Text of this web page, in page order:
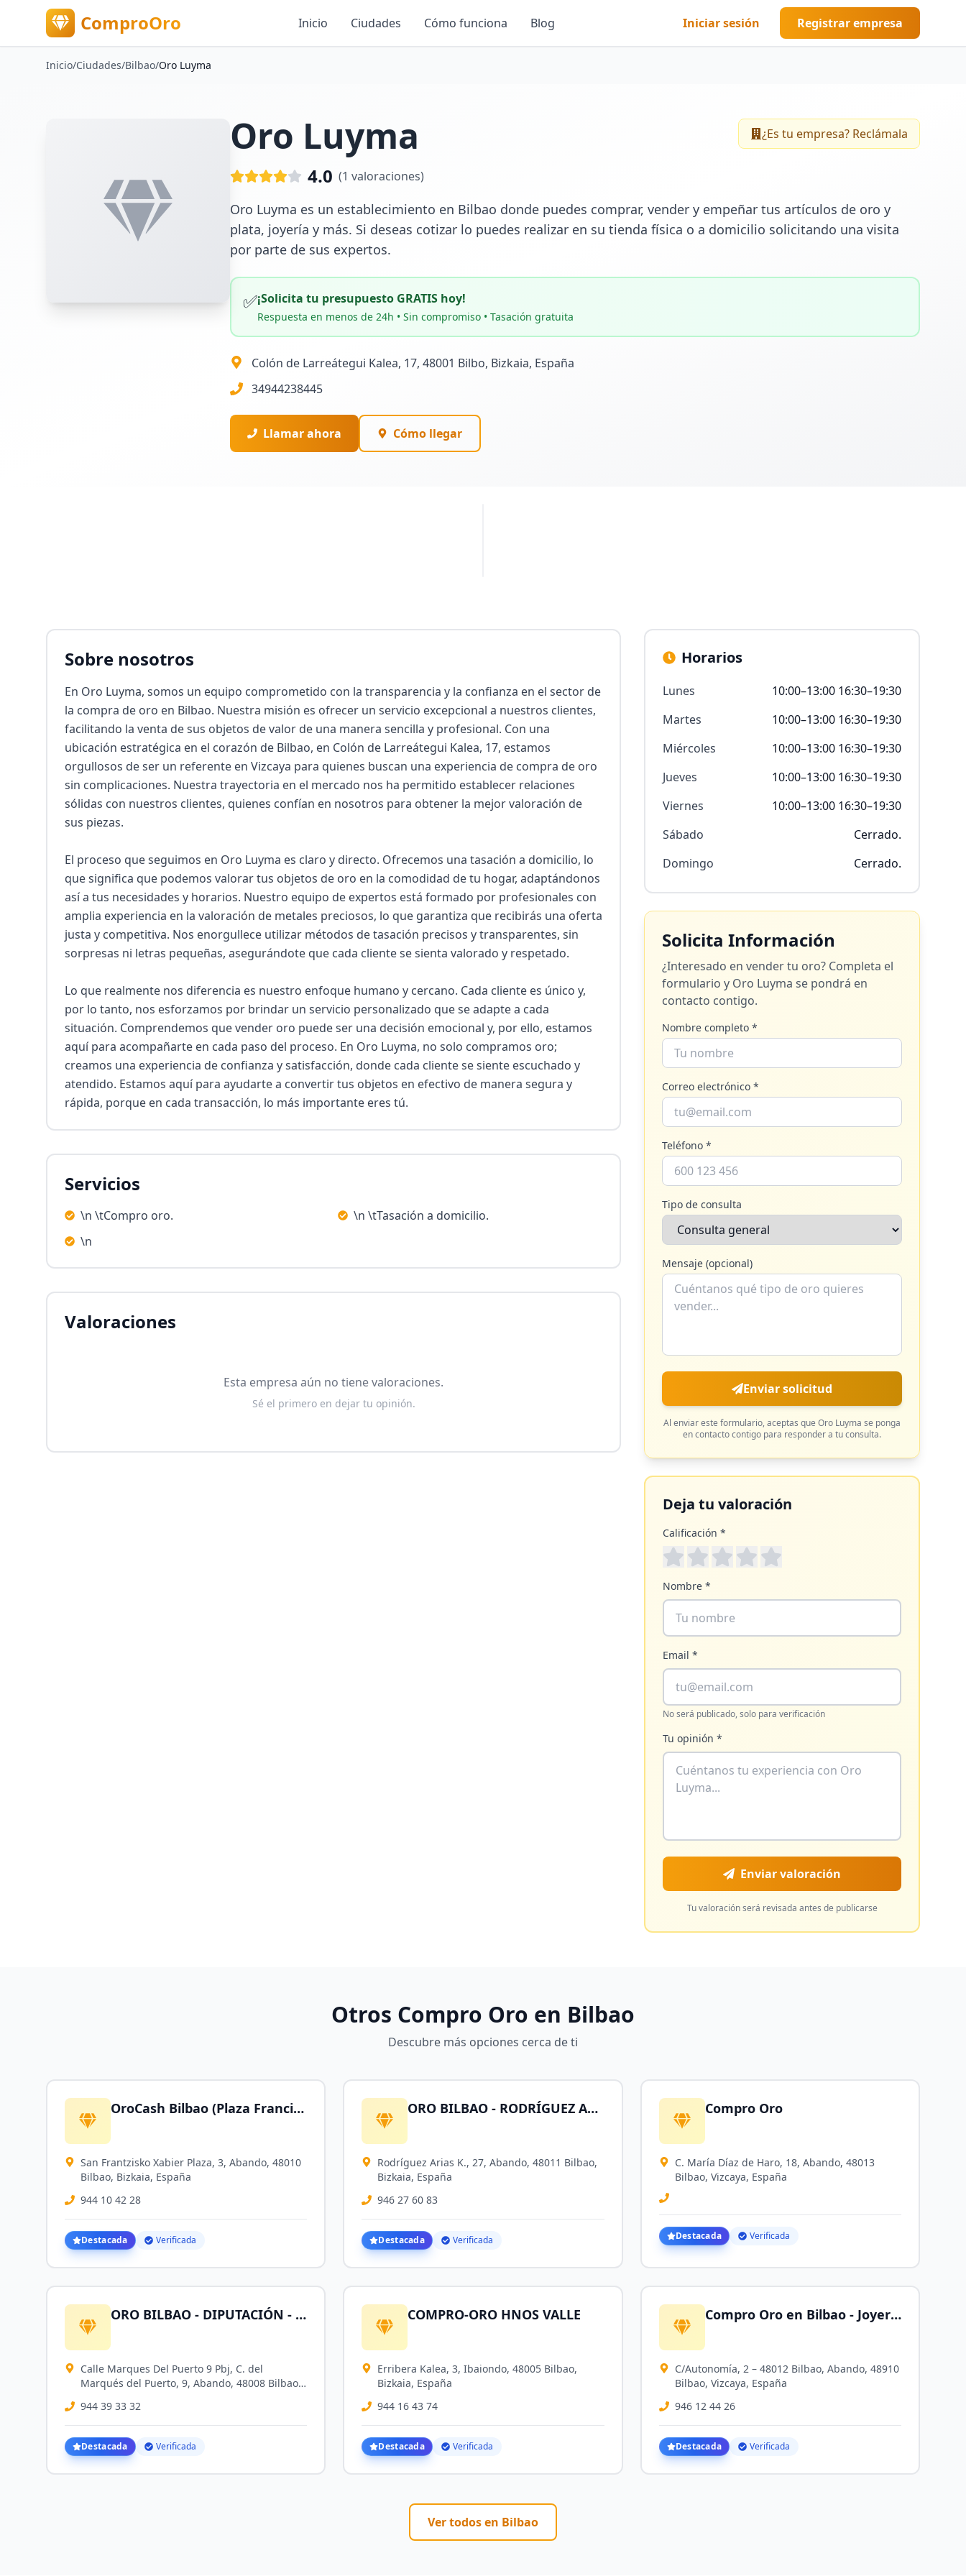
ComproOro Inicio Ciudades Cómo funciona Blog Iniciar sesión Registrar empresa
Inicio/Ciudades/Bilbao/Oro Luyma
Oro Luyma ¿Es tu empresa? Reclámala
4.0 (1 valoraciones)
Oro Luyma es un establecimiento en Bilbao donde puedes comprar, vender y empeñar tus artículos de oro y
plata, joyería y más. Si deseas cotizar lo puedes realizar en su tienda física o a domicilio solicitando una visita
por parte de sus expertos.
✅¡Solicita tu presupuesto GRATIS hoy!
Respuesta en menos de 24h • Sin compromiso • Tasación gratuita
Colón de Larreátegui Kalea, 17, 48001 Bilbo, Bizkaia, España
34944238445
Llamar ahora Cómo llegar
Sobre nosotros
En Oro Luyma, somos un equipo comprometido con la transparencia y la confianza en el sector de
la compra de oro en Bilbao. Nuestra misión es ofrecer un servicio excepcional a nuestros clientes,
facilitando la venta de sus objetos de valor de una manera sencilla y profesional. Con una
ubicación estratégica en el corazón de Bilbao, en Colón de Larreátegui Kalea, 17, estamos
orgullosos de ser un referente en Vizcaya para quienes buscan una experiencia de compra de oro
sin complicaciones. Nuestra trayectoria en el mercado nos ha permitido establecer relaciones
sólidas con nuestros clientes, quienes confían en nosotros para obtener la mejor valoración de
sus piezas.
El proceso que seguimos en Oro Luyma es claro y directo. Ofrecemos una tasación a domicilio, lo
que significa que podemos valorar tus objetos de oro en la comodidad de tu hogar, adaptándonos
así a tus necesidades y horarios. Nuestro equipo de expertos está formado por profesionales con
amplia experiencia en la valoración de metales preciosos, lo que garantiza que recibirás una oferta
justa y competitiva. Nos enorgullece utilizar métodos de tasación precisos y transparentes, sin
sorpresas ni letras pequeñas, asegurándote que cada cliente se sienta valorado y respetado.
Lo que realmente nos diferencia es nuestro enfoque humano y cercano. Cada cliente es único y,
por lo tanto, nos esforzamos por brindar un servicio personalizado que se adapte a cada
situación. Comprendemos que vender oro puede ser una decisión emocional y, por ello, estamos
aquí para acompañarte en cada paso del proceso. En Oro Luyma, no solo compramos oro;
creamos una experiencia de confianza y satisfacción, donde cada cliente se siente escuchado y
atendido. Estamos aquí para ayudarte a convertir tus objetos en efectivo de manera segura y
rápida, porque en cada transacción, lo más importante eres tú.
Servicios
\n \tCompro oro.
\n \tTasación a domicilio.
\n
Valoraciones
Esta empresa aún no tiene valoraciones.
Sé el primero en dejar tu opinión.
Horarios
Lunes
10:00–13:00 16:30–19:30
Martes
10:00–13:00 16:30–19:30
Miércoles
10:00–13:00 16:30–19:30
Jueves
10:00–13:00 16:30–19:30
Viernes
10:00–13:00 16:30–19:30
Sábado
Cerrado.
Domingo
Cerrado.
Solicita Información
¿Interesado en vender tu oro? Completa el
formulario y Oro Luyma se pondrá en
contacto contigo.
Nombre completo *
Correo electrónico *
Teléfono *
Tipo de consulta
Mensaje (opcional)
Enviar solicitud
Al enviar este formulario, aceptas que Oro Luyma se ponga
en contacto contigo para responder a tu consulta.
Deja tu valoración
Calificación *
Nombre *
Email *
No será publicado, solo para verificación
Tu opinión *
Enviar valoración
Tu valoración será revisada antes de publicarse
Otros Compro Oro en Bilbao
Descubre más opciones cerca de ti
OroCash Bilbao (Plaza Francisco Javier) - Compro Oro | Empeños | Joyería Low Cost
San Frantzisko Xabier Plaza, 3, Abando, 48010
Bilbao, Bizkaia, España
944 10 42 28
Destacada Verificada
ORO BILBAO - RODRÍGUEZ ARIAS - Compro Oro, Plata, Herencias, Joyas, Monedas de Oro y Relojes de Oro
Rodríguez Arias K., 27, Abando, 48011 Bilbao,
Bizkaia, España
946 27 60 83
Destacada Verificada
Compro Oro
C. María Díaz de Haro, 18, Abando, 48013
Bilbao, Vizcaya, España
Destacada Verificada
ORO BILBAO - DIPUTACIÓN - Compro Oro, Plata, Herencias, Joyas, Monedas de Oro, Brillantes y Relojes
Calle Marques Del Puerto 9 Pbj, C. del
Marqués del Puerto, 9, Abando, 48008 Bilbao,
944 39 33 32
Destacada Verificada
COMPRO-ORO HNOS VALLE
Erribera Kalea, 3, Ibaiondo, 48005 Bilbao,
Bizkaia, España
944 16 43 74
Destacada Verificada
Compro Oro en Bilbao - Joyería SilverGold
C/Autonomía, 2 – 48012 Bilbao, Abando, 48910
Bilbao, Vizcaya, España
946 12 44 26
Destacada Verificada
Ver todos en Bilbao